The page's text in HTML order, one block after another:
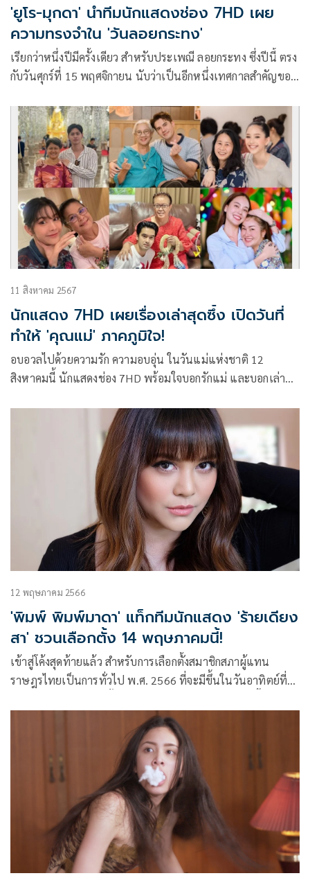
'ยูโร-มุกดา' นำทีมนักแสดงช่อง 7HD เผย
ความทรงจำใน 'วันลอยกระทง'
เรียกว่าหนึ่งปีมีครั้งเดียว สำหรับประเพณี ลอยกระทง ซึ่งปีนี้ ตรง
กับวันศุกร์ที่ 15 พฤศจิกายน นับว่าเป็นอีกหนึ่งเทศกาลสำคัญของ
เดียวกับเหล่านักแสดงช่อง 7HD ที่กำลังมีผลงานละครออกอากาศ
ในขณะนี้ ที่จะมาเผยให้ฟัง พร้อมเชิญชวนแฟน ๆ หันมาใส่ใจ
สิ่งแวดล้อม การเลือกใช้วัสดุธรรมชาติในการทำกระทง เพื่อ
สืบสานประเพณีที่สวยงามนี้ให้คงอยู่ต่อไป
11 สิงหาคม 2567
นักแสดง 7HD เผยเรื่องเล่าสุดซึ้ง เปิดวันที่
ทำให้ 'คุณแม่' ภาคภูมิใจ!
อบอวลไปด้วยความรัก ความอบอุ่น ในวันแม่แห่งชาติ 12
สิงหาคมนี้ นักแสดงช่อง 7HD พร้อมใจบอกรักแม่ และบอกเล่า
ตอบแทนให้คุณแม่ภูมิใจในอนาคต มาติดตามเรื่องราวฟีลกู๊ด ที่
จะทำให้อิ่มเอมใจไปพร้อม ๆ กัน
12 พฤษภาคม 2566
'พิมพ์ พิมพ์มาดา' แท็กทีมนักแสดง 'ร้ายเดียง
สา' ชวนเลือกตั้ง 14 พฤษภาคมนี้!
เข้าสู่โค้งสุดท้ายแล้ว สำหรับการเลือกตั้งสมาชิกสภาผู้แทน
ราษฎรไทยเป็นการทั่วไป พ.ศ. 2566 ที่จะมีขึ้นในวันอาทิตย์ที่
เก่ง พิมพ์-พิมพ์มาดา บริรักษ์ศุภกร จากค่าย เมจิค อีฟ เอนเตอร์
ทางช่อง 7 เอชดี